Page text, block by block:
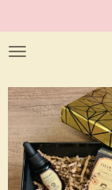
au
contenu